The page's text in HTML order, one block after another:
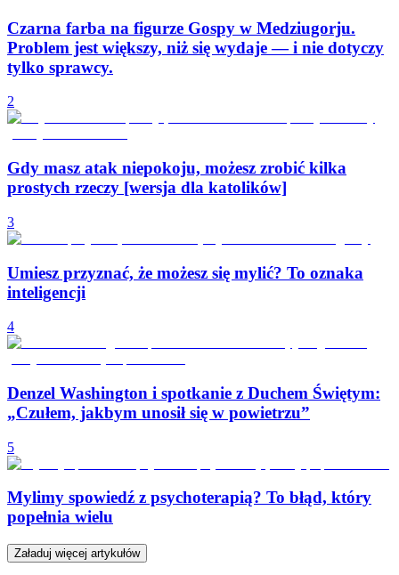
Czarna farba na figurze Gospy w Medziugorju.
Problem jest większy, niż się wydaje — i nie dotyczy
tylko sprawcy.
2
Gdy masz atak niepokoju, możesz zrobić kilka
prostych rzeczy [wersja dla katolików]
3
Umiesz przyznać, że możesz się mylić? To oznaka
inteligencji
4
Denzel Washington i spotkanie z Duchem Świętym:
„Czułem, jakbym unosił się w powietrzu”
5
Mylimy spowiedź z psychoterapią? To błąd, który
popełnia wielu
Załaduj więcej artykułów